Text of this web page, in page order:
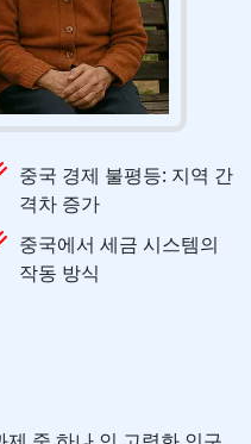
중국 경제 불평등: 지역 간
격차 증가
중국에서 세금 시스템의
작동 방식